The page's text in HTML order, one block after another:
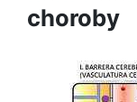
choroby